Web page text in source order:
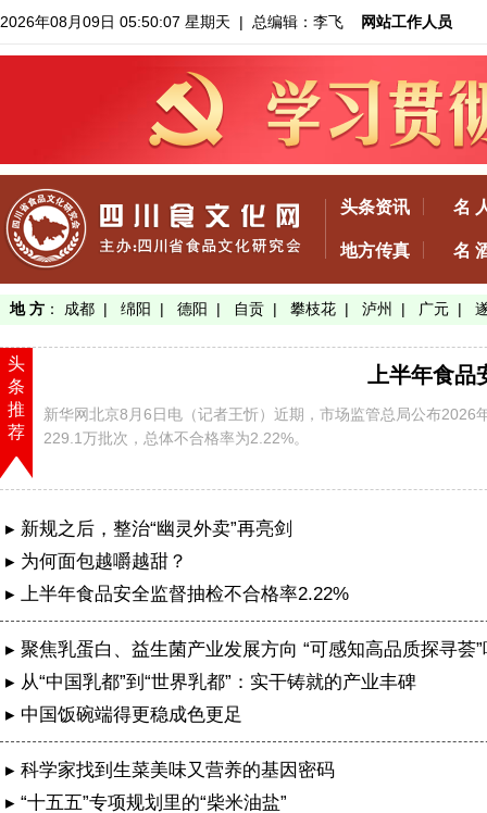
2026年08月09日 05:50:08 星期天 | 总编辑：李飞 网站工作人员
头条资讯 名
地方传真 名
地 方 ： 成都 | 绵阳 | 德阳 | 自贡 | 攀枝花 | 泸州 | 广元 |
头
条
推
荐
上半年食品
新华网北京8月6日电（记者王忻）近期，市场监管总局公布
229.1万批次，总体不合格率为2.22%。
【了解详情】
▸ 新规之后，整治“幽灵外卖”再亮剑
▸ 为何面包越嚼越甜？
▸ 上半年食品安全监督抽检不合格率2.22%
▸ 聚焦乳蛋白、益生菌产业发展方向 “可感知高品质探寻荟
特举办
▸ 从“中国乳都”到“世界乳都”：实干铸就的产业丰碑
▸ 中国饭碗端得更稳成色更足
▸ 科学家找到生菜美味又营养的基因密码
▸ “十五五”专项规划里的“柴米油盐”